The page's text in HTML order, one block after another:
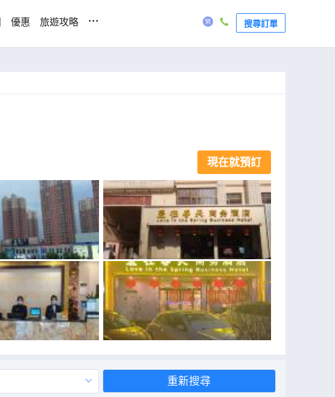
優惠 旅遊攻略 ... 搜尋訂單
現在就預訂
重新搜尋